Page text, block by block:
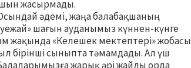
жасырмады.
әдемі, жаңа балабақшаның
шағын ауданымыз күннен-күнге
жақында «Келешек мектептері» жобасы
бірінші сыныпта тәмамдады. Ал үш
жарық әрі жайлы орда